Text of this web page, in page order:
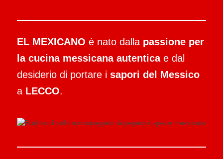
EL MEXICANO è nato dalla passione per
la cucina messicana autenticae dal
desiderio di portare i sapori del Messico
a LECCO.